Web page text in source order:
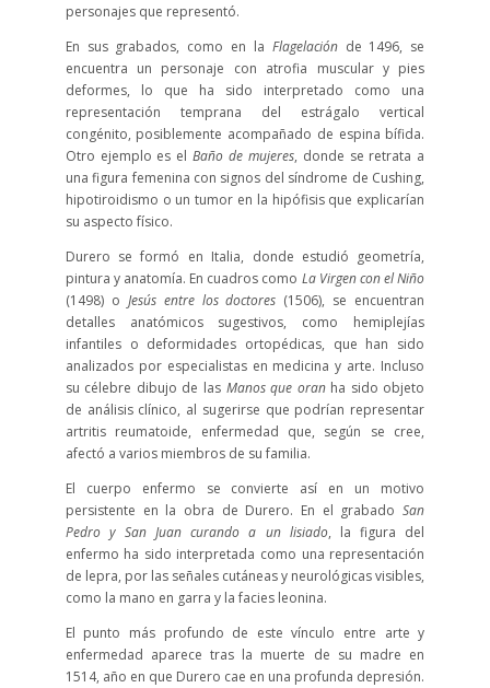
personajes que representó.
En sus grabados, como en la Flagelaciónde 1496, se
encuentra un personaje con atrofia muscular y pies
deformes, lo que ha sido interpretado como una
representación temprana del estrágalo vertical
congénito, posiblemente acompañado de espina bífida.
Otro ejemplo es elBaño de mujeres, donde se retrata a
una figura femenina con signos del síndrome de Cushing,
hipotiroidismo o un tumor en la hipófisis que explicarían
su aspecto físico.
Durero se formó en Italia, donde estudió geometría,
pintura y anatomía. En cuadros como La Virgen con el Niño
(1498) o Jesús entre los doctores (1506), se encuentran
detalles anatómicos sugestivos, como hemiplejías
infantiles o deformidades ortopédicas, que han sido
analizados por especialistas en medicina y arte. Incluso
su célebre dibujo de las Manos que oranha sido objeto
de análisis clínico, al sugerirse que podrían representar
artritis reumatoide, enfermedad que, según se cree,
afectó a varios miembros de su familia.
El cuerpo enfermo se convierte así en un motivo
persistente en la obra de Durero. En el grabadoSan
Pedro y San Juan curando a un lisiado, la figura del
enfermo ha sido interpretada como una representación
de lepra, por las señales cutáneas y neurológicas visibles,
como la mano en garra y la facies leonina.
El punto más profundo de este vínculo entre arte y
enfermedad aparece tras la muerte de su madre en
1514, año en que Durero cae en una profunda depresión.